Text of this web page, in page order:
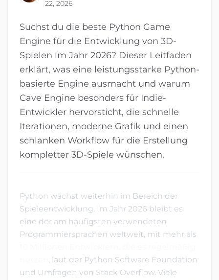
22, 2026
Suchst du die beste Python Game
Engine für die Entwicklung von 3D-
Spielen im Jahr 2026? Dieser Leitfaden
erklärt, was eine leistungsstarke Python-
basierte Engine ausmacht und warum
Cave Engine besonders für Indie-
Entwickler hervorsticht, die schnelle
Iterationen, moderne Grafik und einen
schlanken Workflow für die Erstellung
kompletter 3D-Spiele wünschen.
Python wächst weiterhin im Bereich der
Spieleentwicklung. Im Jahr 2026 bleibt es
eine der am häufigsten verwendeten
Programmiersprachen weltweit, mit mehr als
, laut der Python Software Foundation
und Umfragen von Stack Overflow. Viele